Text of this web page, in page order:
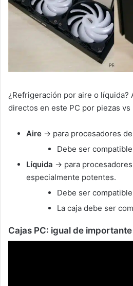
¿Refrigeración por aire o líquida?
directos en este PC por piezas vs
Aire -> para procesadores
Debe ser
Líquida -> para
especialmente potentes.
Debe ser
La caja debe ser
Cajas PC: igual de importante